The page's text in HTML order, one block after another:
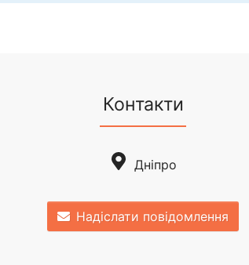
Контакти
Дніпро
Надіслати повідомлення